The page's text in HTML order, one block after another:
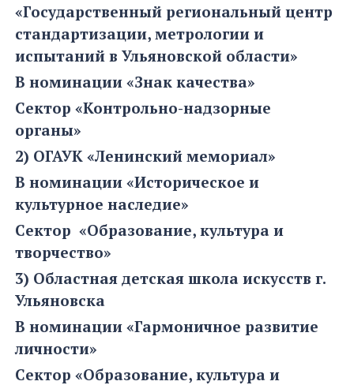
«Государственный региональный центр
стандартизации, метрологии и
испытаний в Ульяновской области»
В номинации «Знак качества»
Сектор «Контрольно-надзорные
органы»
2) ОГАУК «Ленинский мемориал»
В номинации «Историческое и
культурное наследие»
Сектор «Образование, культура и
творчество»
3) Областная детская школа искусств г.
Ульяновска
В номинации «Гармоничное развитие
личности»
Сектор «Образование, культура и